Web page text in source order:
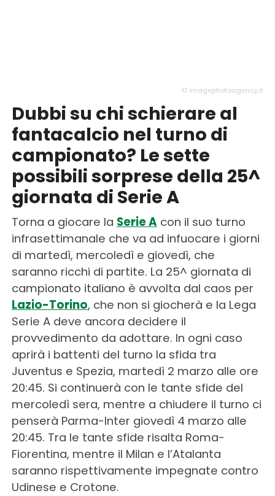
© imagephotoagency.it
Dubbi su chi schierare al
fantacalcio nel turno di
campionato? Le sette
possibili sorprese della 25^
giornata di Serie A
Torna a giocare la Serie A con il suo turno
infrasettimanale che va ad infuocare i giorni
di martedì, mercoledì e giovedì, che
saranno ricchi di partite. La 25^ giornata di
campionato italiano è avvolta dal caos per
Lazio-Torino, che non si giocherà e la Lega
Serie A deve ancora decidere il
provvedimento da adottare. In ogni caso
aprirà i battenti del turno la sfida tra
Juventus e Spezia, martedì 2 marzo alle ore
20:45. Si continuerà con le tante sfide del
mercoledì sera, mentre a chiudere il turno ci
penserà Parma-Inter giovedì 4 marzo alle
20:45. Tra le tante sfide risalta Roma-
Fiorentina, mentre il Milan e l’Atalanta
saranno rispettivamente impegnate contro
Udinese e Crotone.